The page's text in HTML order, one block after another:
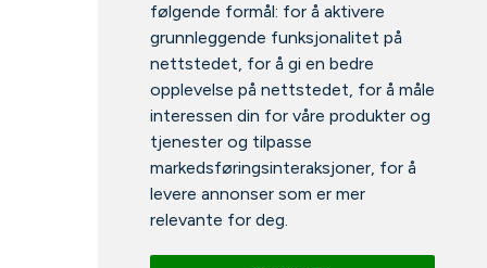
følgende formål: for å aktivere
grunnleggende funksjonalitet på
nettstedet, for å gi en bedre
opplevelse på nettstedet, for å måle
interessen din for våre produkter og
tjenester og tilpasse
markedsføringsinteraksjoner, for å
levere annonser som er mer
relevante for deg.